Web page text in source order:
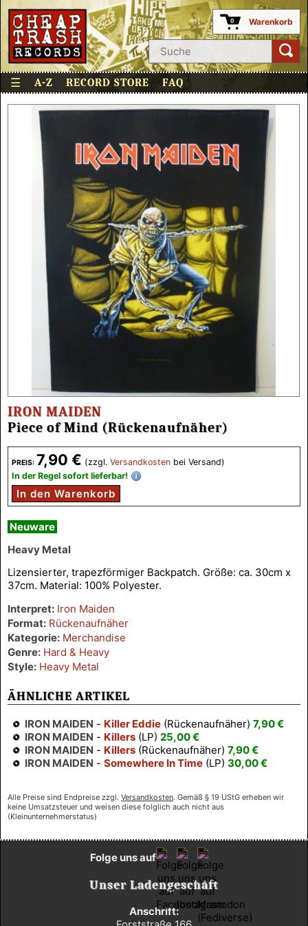
0 Warenkorb
☰ A-Z RECORD STORE FAQ
PREIS: 7,90 € (zzgl. Versandkosten bei Versand)
In der Regel sofort lieferbar!
In den Warenkorb
IRON MAIDEN
Piece of Mind (Rückenaufnäher)
Neuware
Heavy Metal
Lizensierter, trapezförmiger Backpatch. Größe: ca. 30cm x
37cm. Material: 100% Polyester.
Interpret: Iron Maiden
Format: Rückenaufnäher
Kategorie: Merchandise
Genre: Hard & Heavy
Style: Heavy Metal
ÄHNLICHE ARTIKEL
IRON MAIDEN - Killer Eddie (Rückenaufnäher) 7,90 €
IRON MAIDEN - Killers (LP) 25,00 €
IRON MAIDEN - Killers (Rückenaufnäher) 7,90 €
IRON MAIDEN - Somewhere In Time (LP) 30,00 €
Alle Preise sind Endpreise zzgl. Versandkosten. Gemäß § 19 UStG erheben wir
keine Umsatzsteuer und weisen diese folglich auch nicht aus
(Kleinunternehmerstatus)
Unser Ladengeschäft
Anschrift:
Folge uns auf